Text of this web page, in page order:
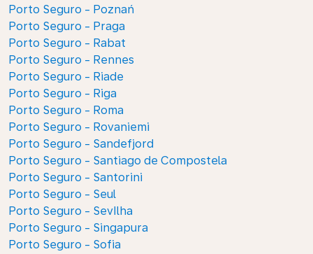
Porto Seguro - Poznań
Porto Seguro - Praga
Porto Seguro - Rabat
Porto Seguro - Rennes
Porto Seguro - Riade
Porto Seguro - Riga
Porto Seguro - Roma
Porto Seguro - Rovaniemi
Porto Seguro - Sandefjord
Porto Seguro - Santiago de Compostela
Porto Seguro - Santorini
Porto Seguro - Seul
Porto Seguro - SevIlha
Porto Seguro - Singapura
Porto Seguro - Sofia